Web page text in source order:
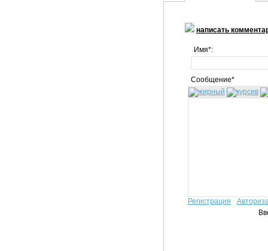
написать
Имя*:
Сообщение*
Регистрация